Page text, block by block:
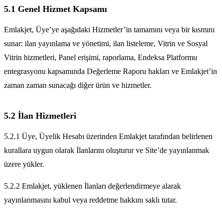
5.1 Genel Hizmet Kapsamı
Emlakjet, Üye’ye aşağıdaki Hizmetler’in tamamını veya bir kısmını
sunar: ilan yayınlama ve yönetimi, ilan listeleme, Vitrin ve Sosyal
Vitrin hizmetleri, Panel erişimi, raporlama, Endeksa Platformu
entegrasyonu kapsamında Değerleme Raporu hakları ve Emlakjet’in
zaman zaman sunacağı diğer ürün ve hizmetler.
5.2 İlan Hizmetleri
5.2.1 Üye, Üyelik Hesabı üzerinden Emlakjet tarafından belirlenen
kurallara uygun olarak İlanlarını oluşturur ve Site’de yayınlanmak
üzere yükler.
5.2.2 Emlakjet, yüklenen İlanları değerlendirmeye alarak
yayınlanmasını kabul veya reddetme hakkını saklı tutar.